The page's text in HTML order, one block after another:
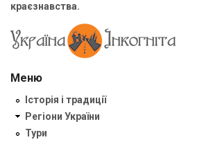
краєзнавства.
Меню
Історія і традиції
Регіони України
Тури